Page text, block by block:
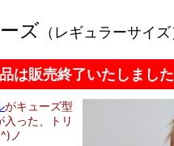
ズ （レギュラーサイ
は販売終了いたしまし
がキューズ型
った、トリ
ノ